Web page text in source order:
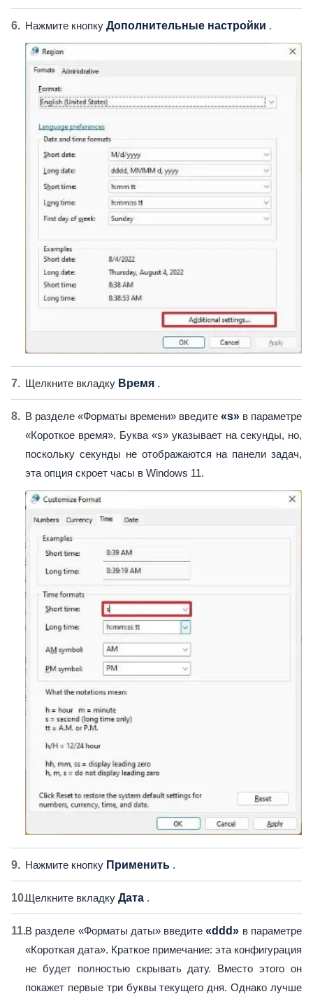
Нажмите кнопку Дополнительные настройки .
Щелкните вкладку Время .
В разделе «Форматы времени» введите «s» в параметре
«Короткое время». Буква «s» указывает на секунды, но,
поскольку секунды не отображаются на панели задач,
эта опция скроет часы в Windows 11.
Нажмите кнопку Применить .
Щелкните вкладку Дата .
В разделе «Форматы даты» введите«ddd» в параметре
«Короткая дата». Краткое примечание: эта конфигурация
не будет полностью скрывать дату. Вместо этого он
покажет первые три буквы текущего дня. Однако лучше